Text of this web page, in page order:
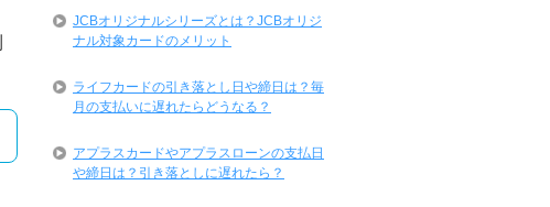
JCBオリジナルシリーズとは？JCBオリジ
ナル対象カードのメリット
ライフカードの引き落とし日や締日は？毎
月の支払いに遅れたらどうなる？
アプラスカードやアプラスローンの支払日
や締日は？引き落としに遅れたら？